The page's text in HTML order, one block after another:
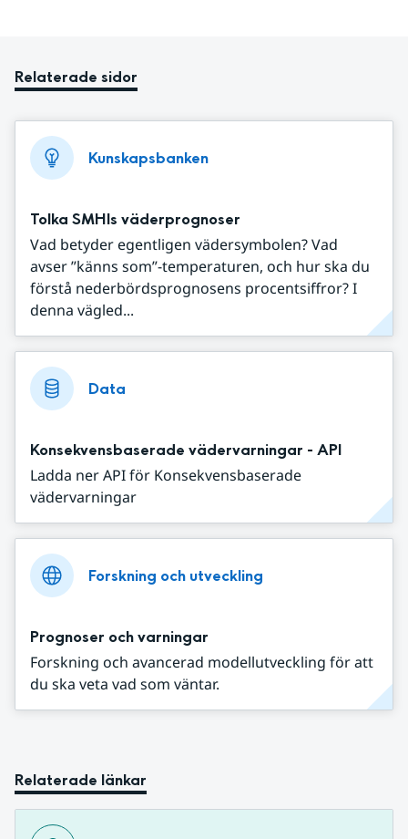
Relaterade sidor
Kunskapsbanken
Tolka SMHIs väderprognoser
Vad betyder egentligen vädersymbolen? Vad
avser ”känns som”-temperaturen, och hur ska du
förstå nederbördsprognosens procentsiffror? I
denna vägled...
Data
Konsekvensbaserade vädervarningar - API
Ladda ner API för Konsekvensbaserade
vädervarningar
Forskning och utveckling
Prognoser och varningar
Forskning och avancerad modellutveckling för att
du ska veta vad som väntar.
Relaterade länkar